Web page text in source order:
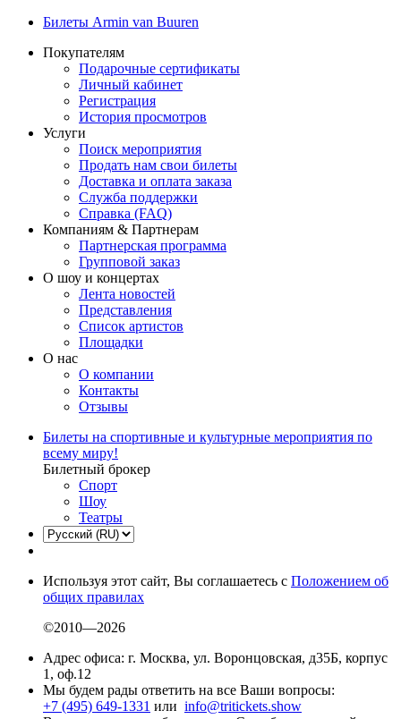
Билеты Armin van Buuren
Покупателям
Подарочные сертификаты
Личный кабинет
Регистрация
История просмотров
Услуги
Поиск мероприятия
Продать нам свои билеты
Доставка и оплата заказа
Служба поддержки
Справка (FAQ)
Компаниям & Партнерам
Партнерская программа
Групповой заказ
О шоу и концертах
Лента новостей
Представления
Список артистов
Площадки
О нас
О компании
Контакты
Отзывы
Билеты на спортивные и культурные мероприятия по
всему миру!
Билетный брокер
Спорт
Шоу
Театры
Используя этот сайт, Вы соглашаетесь с Положением об
общих правилах
©2010—2026
Адрес офиса: г. Москва, ул. Воронцовская, д35Б, корпус
1, оф.12
Мы будем рады ответить на все Ваши вопросы:
+7 (495) 649-1331 или info@tritickets.show